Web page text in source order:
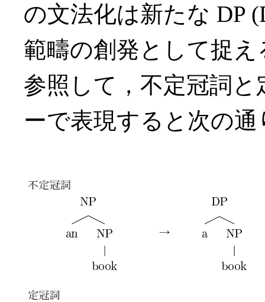
の文法化は新たな DP
範疇の創発として捉
参照して，不定冠詞
ーで表現すると次の